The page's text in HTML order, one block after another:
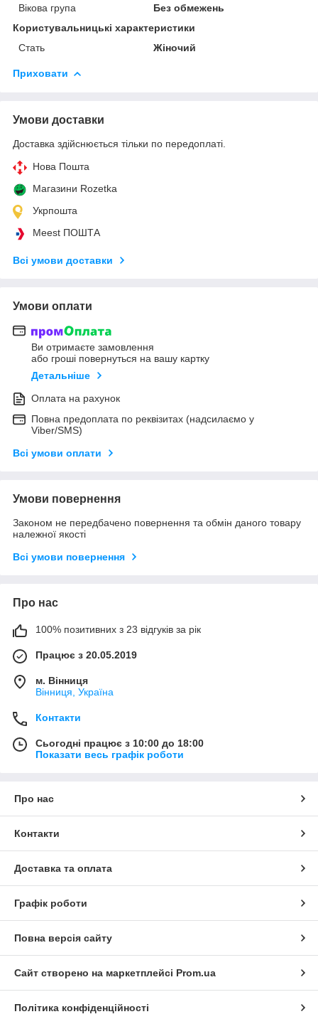
Вікова група
Без обмежень
Користувальницькі характеристики
Стать
Жіночий
Приховати
Умови доставки
Доставка здійснюється тільки по передоплаті.
Нова Пошта
Магазини Rozetka
Укрпошта
Meest ПОШТА
Всі умови доставки
Умови оплати
Ви отримаєте замовлення
або гроші повернуться на вашу картку
Детальніше
Оплата на рахунок
Повна предоплата по реквізитах (надсилаємо у
Viber/SMS)
Всі умови оплати
Умови повернення
Законом не передбачено повернення та обмін даного товару
належної якості
Всі умови повернення
Про нас
100% позитивних з 23 відгуків за рік
Працює з 20.05.2019
м. Вінниця
Вінниця, Україна
Контакти
Сьогодні працює з 10:00 до 18:00
Показати весь графік роботи
Про нас
Контакти
Доставка та оплата
Графік роботи
Повна версія сайту
Сайт створено на маркетплейсі Prom.ua
Політика конфіденційності